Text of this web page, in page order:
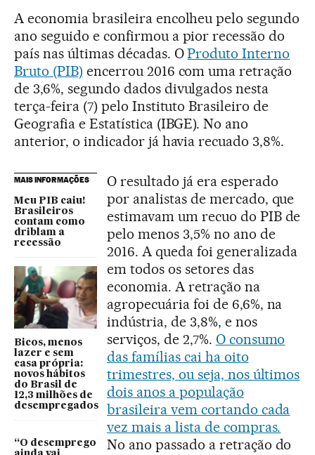
A economia brasileira encolheu pelo segundo
ano seguido e confirmou a pior recessão do
país nas últimas décadas. OProduto Interno
Bruto (PIB) encerrou 2016 com uma retração
de 3,6%, segundo dados divulgados nesta
terça-feira (7) pelo Instituto Brasileiro de
Geografia e Estatística (IBGE). No ano
anterior, o indicador já havia recuado 3,8%.
MAIS INFORMAÇÕES
Meu PIB caiu!
Brasileiros
contam como
driblam a
recessão
Bicos, menos
lazer e sem
casa própria:
novos hábitos
do Brasil de
12,3 milhões de
desempregados
“O desemprego
O resultado já era esperado
por analistas de mercado, que
estimavam um recuo do PIB de
pelo menos 3,5% no ano de
2016. A queda foi generalizada
em todos os setores das
economia. A retração na
agropecuária foi de 6,6%, na
indústria, de 3,8%, e nos
serviços, de 2,7%. O consumo
das famílias cai ha oito
trimestres, ou seja, nos últimos
dois anos a população
brasileira vem cortando cada
vez mais a lista de compras.
No ano passado a retração do